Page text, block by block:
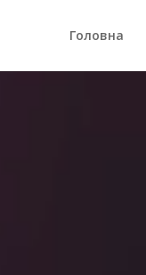
Головна